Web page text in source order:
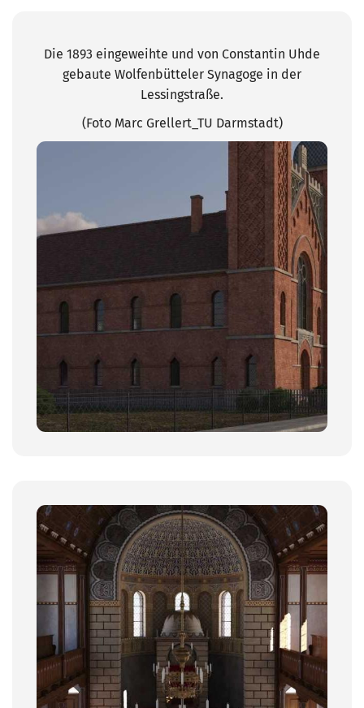
Die 1893 eingeweihte und von Constantin Uhde
gebaute Wolfenbütteler Synagoge in der
Lessingstraße.
(Foto Marc Grellert_TU Darmstadt)